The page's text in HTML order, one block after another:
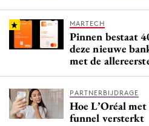
MARTECH
Pinnen bestaat
deze nieuwe
met de
PARTNERBIJDRAGE
Hoe L’Oréal
funnel versterkt